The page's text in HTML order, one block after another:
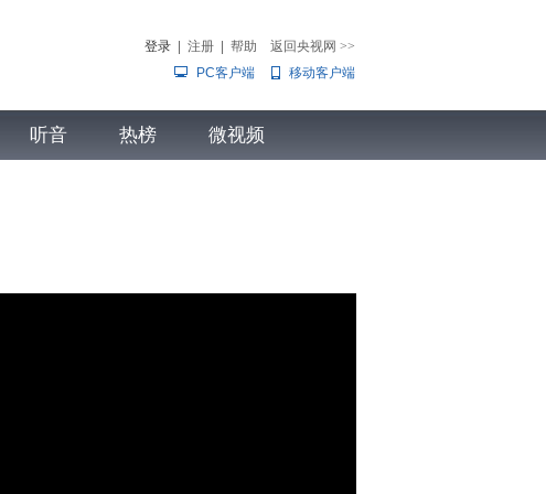
登录 注册 帮助 返回央视网 >>
PC客户端
移动客户端
听音 热榜 微视频